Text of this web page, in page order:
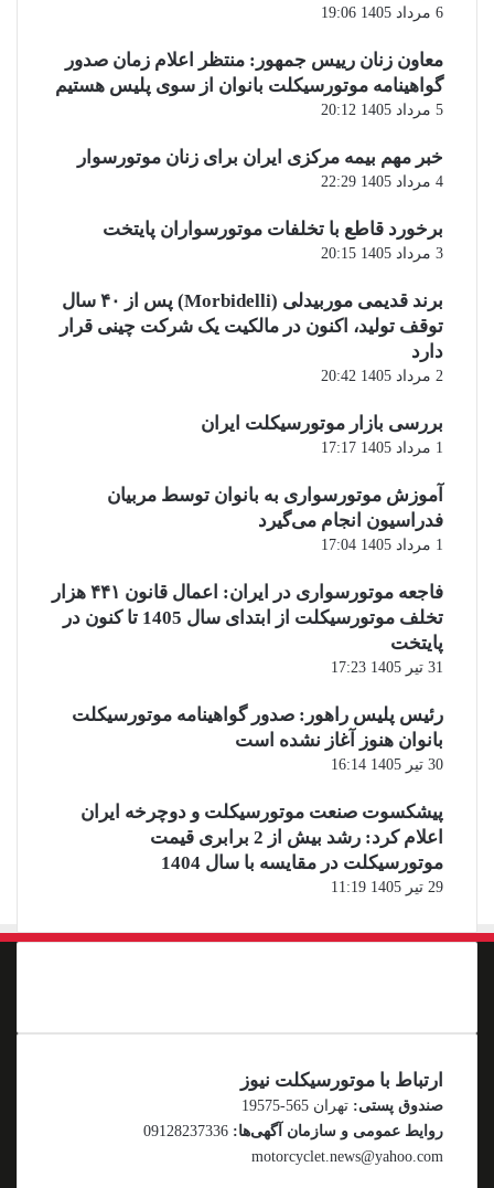
6 مرداد 1405 19:06
معاون زنان رییس جمهور: منتظر اعلام زمان صدور
گواهینامه موتورسیکلت بانوان از سوی پلیس هستیم
5 مرداد 1405 20:12
خبر مهم بیمه مرکزی ایران برای زنان موتورسوار
4 مرداد 1405 22:29
برخورد قاطع با تخلفات موتورسواران پایتخت
3 مرداد 1405 20:15
برند قدیمی موربیدلی (Morbidelli) پس از ۴۰ سال
توقف تولید، اکنون در مالکیت یک شرکت چینی قرار
دارد
2 مرداد 1405 20:42
بررسی بازار موتورسیکلت ایران
1 مرداد 1405 17:17
آموزش موتورسواری به بانوان توسط مربیان
فدراسیون انجام می‌گیرد
1 مرداد 1405 17:04
فاجعه موتورسواری در ایران: اعمال قانون ۴۴۱ هزار
تخلف موتورسیکلت از ابتدای سال 1405 تا کنون در
پایتخت
31 تیر 1405 17:23
رئیس پلیس راهور: صدور گواهینامه موتورسیکلت
بانوان هنوز آغاز نشده است
30 تیر 1405 16:14
پیشکسوت صنعت موتورسیکلت و دوچرخه ایران
اعلام کرد: رشد بیش از 2 برابری قیمت
موتورسیکلت در مقایسه با سال 1404
29 تیر 1405 11:19
ارتباط با موتورسیکلت نیوز
صندوق پستی: تهران 565-19575
روایط عمومی و سازمان آگهی‌ها:
motorcyclet.news@yahoo.com